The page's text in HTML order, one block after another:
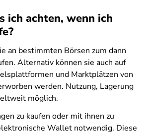
ich achten, wenn ich
an bestimmten Börsen zum dann
Alternativ können sie auch auf
und Marktplätzen von
werden. Nutzung, Lagerung
möglich.
zu kaufen oder mit ihnen zu
Wallet notwendig. Diese